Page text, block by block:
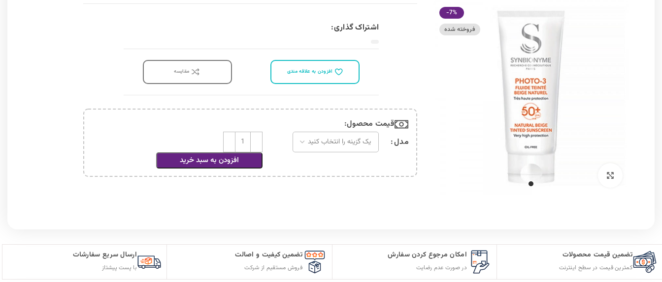
-7%
فروخته شده
برای بزرگنمایی کلیک کنید
اشتراک گذاری:
افزودن به علاقه مندی مقايسه
قیمت محصول:​
مدل
افزودن به سبد خرید
تضمین قیمت محصولات
کمترین قیمت در سطح اینترنت
امکان مرجوع کردن سفارش
در صورت عدم رضایت
تضمین کیفیت و اصالت
فروش مستقیم از شرکت
ارسال سریع سفارشات
با پست پیشتاز